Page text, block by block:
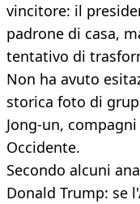
vincitore: il
padrone di casa,
tentativo di
Non ha avuto
storica foto di
Jong-un,
Occidente.
Secondo alcuni
Donald Trump: se